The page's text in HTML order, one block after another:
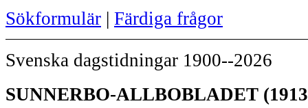
Sökformulär | Färdiga frågor
Svenska dagstidningar 1900--2026
SUNNERBO-ALLBOBLADET